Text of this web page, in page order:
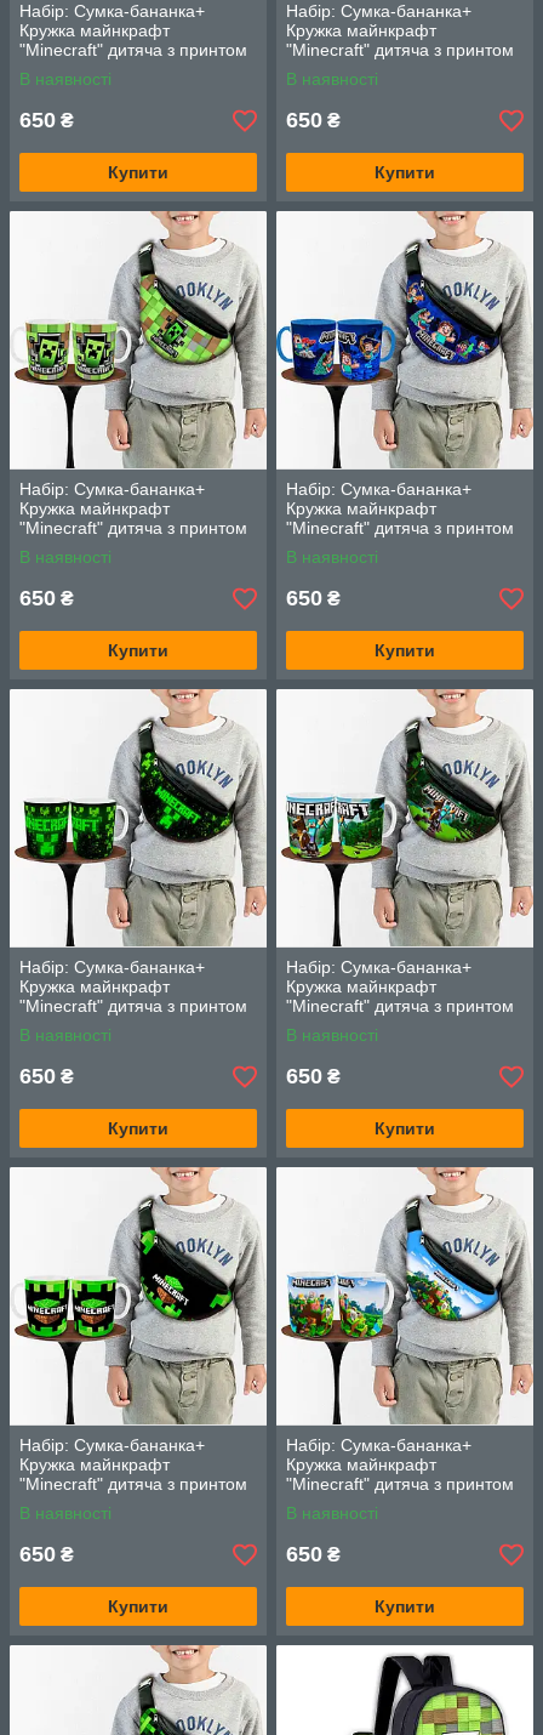
Набір: Сумка-бананка+
Кружка майнкрафт
"Minecraft" дитяча з принтом
(00128)
В наявності
650 ₴
Купити
Набір: Сумка-бананка+
Кружка майнкрафт
"Minecraft" дитяча з принтом
(00129)
В наявності
650 ₴
Купити
Набір: Сумка-бананка+
Кружка майнкрафт
"Minecraft" дитяча з принтом
(00246)
В наявності
650 ₴
Купити
Набір: Сумка-бананка+
Кружка майнкрафт
"Minecraft" дитяча з принтом
(00247)
В наявності
650 ₴
Купити
Набір: Сумка-бананка+
Кружка майнкрафт
"Minecraft" дитяча з принтом
(00248)
В наявності
650 ₴
Купити
Набір: Сумка-бананка+
Кружка майнкрафт
"Minecraft" дитяча з принтом
(00249)
В наявності
650 ₴
Купити
Набір: Сумка-бананка+
Кружка майнкрафт
"Minecraft" дитяча з принтом
(00250)
В наявності
650 ₴
Купити
Набір: Сумка-бананка+
Кружка майнкрафт
"Minecraft" дитяча з принтом
(00251)
В наявності
650 ₴
Купити